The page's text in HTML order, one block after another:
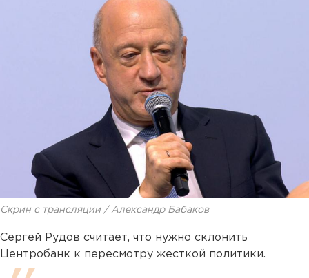
Скрин с трансляции / Александр Бабаков
Сергей Рудов считает, что нужно склонить
Центробанк к пересмотру жесткой политики.